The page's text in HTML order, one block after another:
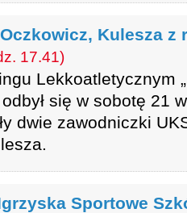
Kulesza z
17.41)
Lekkoatletycznym
się w sobotę 21
dwie zawodniczki
Sportowe